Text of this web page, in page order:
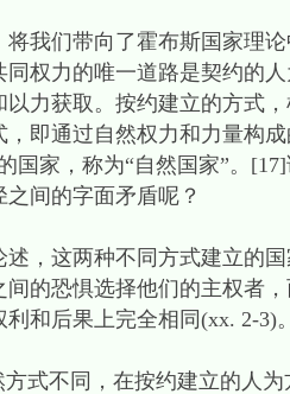
们带向了霍布斯国家理论
权力的唯一道路是契约的
力获取。按约建立的方式
即通过自然权力和力量构
国家，称为“自然国家”。
间的字面矛盾呢？
这两种不同方式建立的国
间的恐惧选择他们的主权者
和后果上完全相同(xx. 2-
不同，在按约建立的人为